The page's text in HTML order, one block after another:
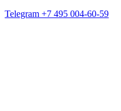
Telegram +7 495 004-60-59